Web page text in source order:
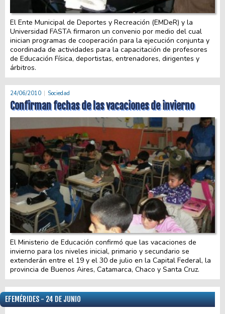
El Ente Municipal de Deportes y Recreación (EMDeR) y la
Universidad FASTA firmaron un convenio por medio del cual
inician programas de cooperación para la ejecución conjunta y
coordinada de actividades para la capacitación de profesores
de Educación Física, deportistas, entrenadores, dirigentes y
árbitros.
24/06/2010 Sociedad
Confirman fechas de las vacaciones de invierno
El Ministerio de Educación confirmó que las vacaciones de
invierno para los niveles inicial, primario y secundario se
extenderán entre el 19 y el 30 de julio en la Capital Federal, la
provincia de Buenos Aires, Catamarca, Chaco y Santa Cruz.
EFEMÉRIDES - 24 DE JUNIO